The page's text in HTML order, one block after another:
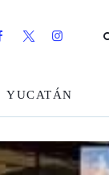
YUCATÁN